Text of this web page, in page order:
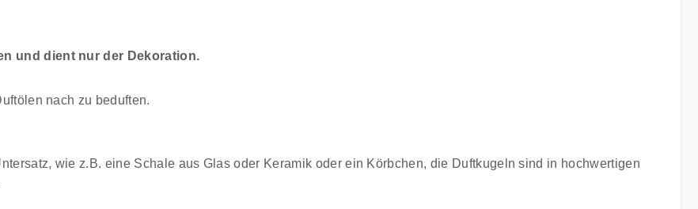
und dient nur der Dekoration.
nach zu beduften.
wie z.B. eine Schale aus Glas oder Keramik oder ein Körbchen, die Duftkugeln sind in hochwertigen